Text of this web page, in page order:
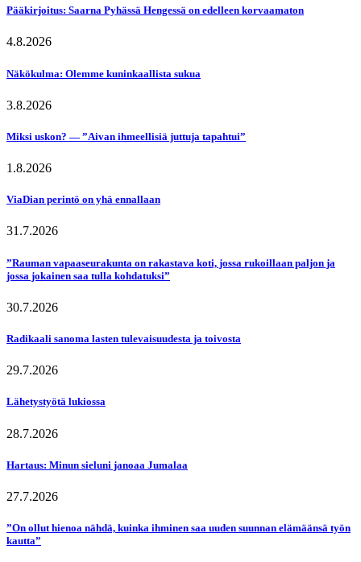
Pääkirjoitus: Saarna Pyhässä Hengessä on edelleen korvaamaton
4.8.2026
Näkökulma: Olemme kuninkaallista sukua
3.8.2026
Miksi uskon? — ”Aivan ihmeellisiä juttuja tapahtui”
1.8.2026
ViaDian perintö on yhä ennallaan
31.7.2026
”Rauman vapaaseurakunta on rakastava koti, jossa rukoillaan paljon ja
jossa jokainen saa tulla kohdatuksi”
30.7.2026
Radikaali sanoma lasten tulevaisuudesta ja toivosta
29.7.2026
Lähetystyötä lukiossa
28.7.2026
Hartaus: Minun sieluni janoaa Jumalaa
27.7.2026
”On ollut hienoa nähdä, kuinka ihminen saa uuden suunnan elämäänsä työn
kautta”